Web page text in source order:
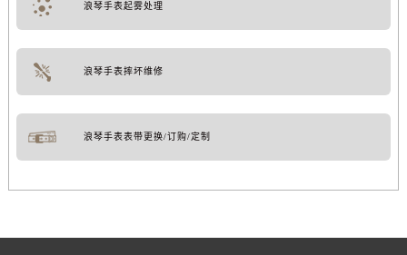
浪琴手表起雾处理
浪琴手表摔坏维修
浪琴手表表带更换/订购/定制